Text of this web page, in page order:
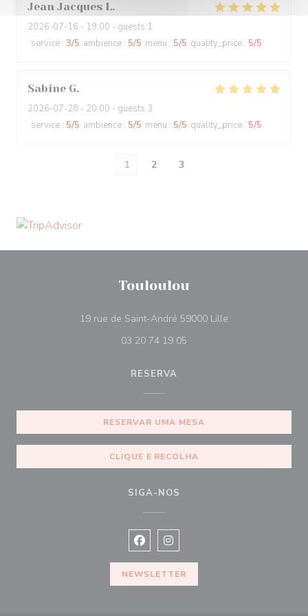
Jean Jacques L
2026-07-16 - 19:00 - guests 1
service : 3/5 ambience : 5/5 menu : 5/5 quality_price : 5/5
Sabine G
2026-07-28 - 20:00 - guests 3
service : 5/5 ambience : 5/5 menu : 5/5 quality_price : 5/5
1 2 3
Touloulou
19 rue de Saint-André 59000 Lille
03 20 74 19 05
RESERVA
RESERVAR UMA MESA
CLIQUE E RECOLHA
SIGA-NOS
Facebook ((abre numa nova janela))
Instagram ((abre numa nova
NEWSLETTER